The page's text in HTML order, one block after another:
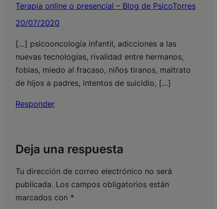
Terapia online o presencial – Blog de PsicoTorres
20/07/2020
[…] psicooncología infantil, adicciones a las
nuevas tecnologías, rivalidad entre hermanos,
fobias, miedo al fracaso, niños tiranos, maltrato
de hijos a padres, intentos de suicidio, […]
Responder
Deja una respuesta
Tu dirección de correo electrónico no será
publicada. Los campos obligatorios están
marcados con *